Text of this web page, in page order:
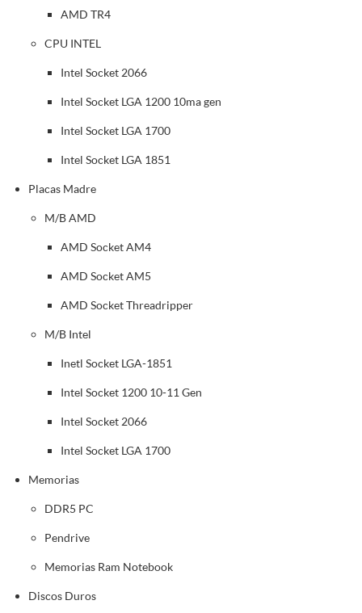
AMD TR4
CPU INTEL
Intel Socket 2066
Intel Socket LGA 1200 10ma gen
Intel Socket LGA 1700
Intel Socket LGA 1851
Placas Madre
M/B AMD
AMD Socket AM4
AMD Socket AM5
AMD Socket Threadripper
M/B Intel
Inetl Socket LGA-1851
Intel Socket 1200 10-11 Gen
Intel Socket 2066
Intel Socket LGA 1700
Memorias
DDR5 PC
Pendrive
Memorias Ram Notebook
Discos Duros